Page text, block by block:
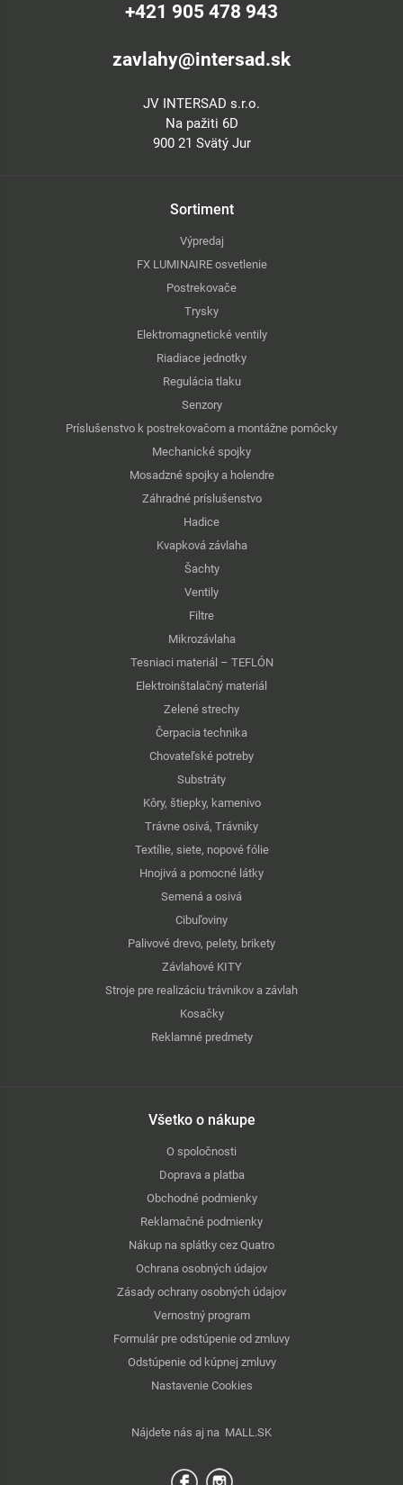
+421 905 478 943
zavlahy@intersad.sk
JV INTERSAD s.r.o.
Na pažiti 6D
900 21 Svätý Jur
Sortiment
Výpredaj
FX LUMINAIRE osvetlenie
Postrekovače
Trysky
Elektromagnetické ventily
Riadiace jednotky
Regulácia tlaku
Senzory
Príslušenstvo k postrekovačom a montážne pomôcky
Mechanické spojky
Mosadzné spojky a holendre
Záhradné príslušenstvo
Hadice
Kvapková závlaha
Šachty
Ventily
Filtre
Mikrozávlaha
Tesniaci materiál – TEFLÓN
Elektroinštalačný materiál
Zelené strechy
Čerpacia technika
Chovateľské potreby
Substráty
Kôry, štiepky, kamenivo
Trávne osivá, Trávniky
Textílie, siete, nopové fólie
Hnojivá a pomocné látky
Semená a osivá
Cibuľoviny
Palivové drevo, pelety, brikety
Závlahové KITY
Stroje pre realizáciu trávnikov a závlah
Kosačky
Reklamné predmety
Všetko o nákupe
O spoločnosti
Doprava a platba
Obchodné podmienky
Reklamačné podmienky
Nákup na splátky cez Quatro
Ochrana osobných údajov
Zásady ochrany osobných údajov
Vernostný program
Formulár pre odstúpenie od zmluvy
Odstúpenie od kúpnej zmluvy
Nastavenie Cookies
Nájdete nás aj na MALL.SK